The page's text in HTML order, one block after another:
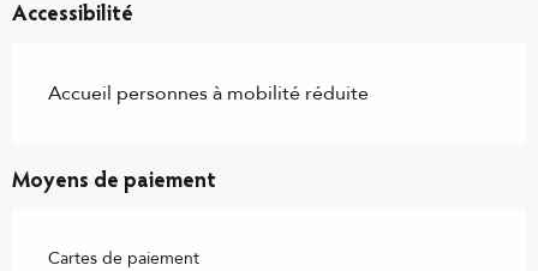
Accessibilité
Accueil personnes à mobilité réduite
Moyens de paiement
Cartes de paiement